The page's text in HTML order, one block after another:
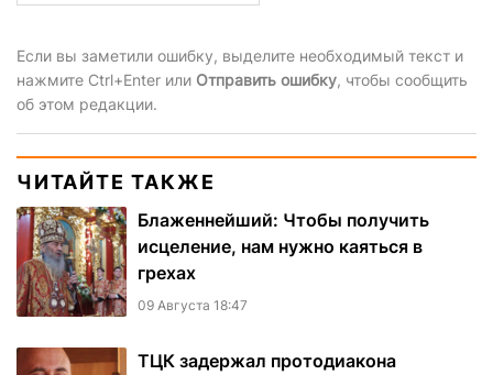
Если вы заметили ошибку, выделите необходимый текст и
нажмите Ctrl+Enter или Отправить ошибку, чтобы сообщить
об этом редакции.
ЧИТАЙТЕ ТАКЖЕ
Блаженнейший: Чтобы получить
исцеление, нам нужно каяться в
грехах
09 Августа 18:47
ТЦК задержал протодиакона